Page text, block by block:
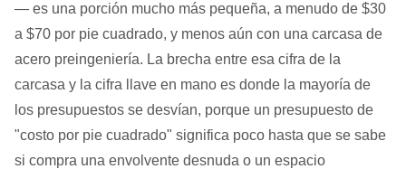
— es una porción mucho más pequeña, a menudo de $30
a $70 por pie cuadrado, y menos aún con una carcasa de
acero preingeniería. La brecha entre esa cifra de la
carcasa y la cifra llave en mano es donde la mayoría de
los presupuestos se desvían, porque un presupuesto de
"costo por pie cuadrado" significa poco hasta que se sabe
si compra una envolvente desnuda o un espacio